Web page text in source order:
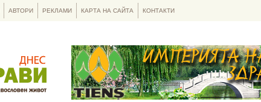
АВТОРИ РЕКЛАМИ КАРТА НА САЙТА КОНТАКТИ